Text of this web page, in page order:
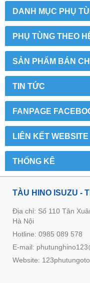
DANH MỤC PHỤ
PHỤ TÙNG THEO
SẢN PHẨM BÁN
TIN TỨC
FANPAGE
LIÊN KẾT WEBSITE
THỐNG KÊ
TÀU HINO ISUZU -
Địa chỉ: Số 110 Tân
Hà Nội
Hotline: 0985 089 578
E-mail:
Website: